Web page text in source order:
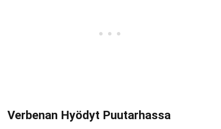
Verbenan Hyödyt Puutarhassa